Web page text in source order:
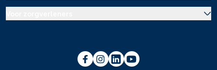
Franchise informatie
Voorlichting scholen